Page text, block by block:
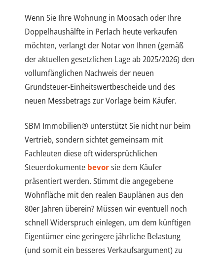
Wenn Sie Ihre Wohnung in Moosach oder Ihre
Doppelhaushälfte in Perlach heute verkaufen
möchten, verlangt der Notar von Ihnen (gemäß
der aktuellen gesetzlichen Lage ab 2025/2026) den
vollumfänglichen Nachweis der neuen
Grundsteuer-Einheitswertbescheide und des
neuen Messbetrags zur Vorlage beim Käufer.
SBM Immobilien® unterstützt Sie nicht nur beim
Vertrieb, sondern sichtet gemeinsam mit
Fachleuten diese oft widersprüchlichen
Steuerdokumente bevorsie dem Käufer
präsentiert werden. Stimmt die angegebene
Wohnfläche mit den realen Bauplänen aus den
80er Jahren überein? Müssen wir eventuell noch
schnell Widerspruch einlegen, um dem künftigen
Eigentümer eine geringere jährliche Belastung
(und somit ein besseres Verkaufsargument) zu